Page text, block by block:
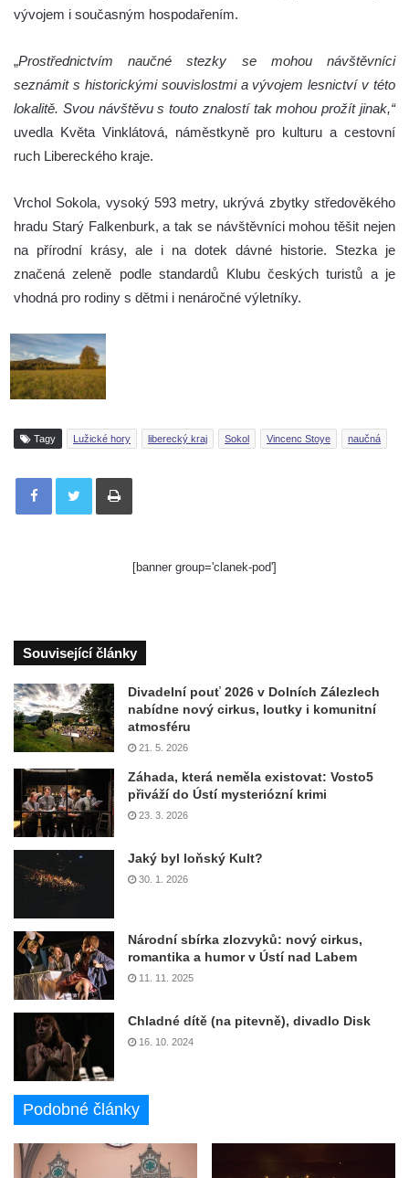
vývojem i současným hospodařením.
„Prostřednictvím naučné stezky se mohou návštěvníci
seznámit s historickými souvislostmi a vývojem lesnictví v této
lokalitě. Svou návštěvu s touto znalostí tak mohou prožít jinak,“
uvedla Květa Vinklátová, náměstkyně pro kulturu a cestovní
ruch Libereckého kraje.
Vrchol Sokola, vysoký 593 metry, ukrývá zbytky středověkého
hradu Starý Falkenburk, a tak se návštěvníci mohou těšit nejen
na přírodní krásy, ale i na dotek dávné historie. Stezka je
značená zeleně podle standardů Klubu českých turistů a je
vhodná pro rodiny s dětmi i nenáročné výletníky.
Tagy Lužické hory liberecký kraj Sokol Vincenc Stoye naučná
Tisknout
[banner group='clanek-pod']
Související články
Divadelní pouť 2026 v Dolních Zálezlech
nabídne nový cirkus, loutky i komunitní
atmosféru
21. 5. 2026
Záhada, která neměla existovat: Vosto5
přiváží do Ústí mysteriózní krimi
23. 3. 2026
Jaký byl loňský Kult?
30. 1. 2026
Národní sbírka zlozvyků: nový cirkus,
romantika a humor v Ústí nad Labem
11. 11. 2025
Chladné dítě (na pitevně), divadlo Disk
16. 10. 2024
Podobné články